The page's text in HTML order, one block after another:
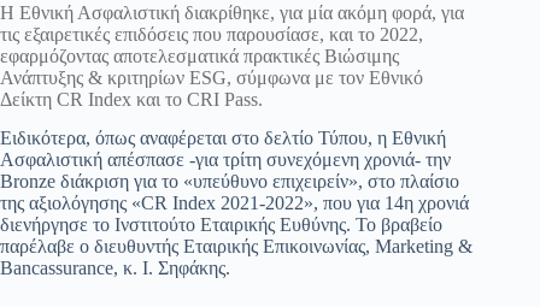
H Eθνική Ασφαλιστική διακρίθηκε, για μία ακόμη φορά, για
τις εξαιρετικές επιδόσεις που παρουσίασε, και το 2022,
εφαρμόζοντας αποτελεσματικά πρακτικές Βιώσιμης
Ανάπτυξης & κριτηρίων ESG, σύμφωνα με τον Εθνικό
Δείκτη CR Index και το CRI Pass.
Ειδικότερα, όπως αναφέρεται στο δελτίο Τύπου, η Εθνική
Ασφαλιστική απέσπασε -για τρίτη συνεχόμενη χρονιά- την
Bronze διάκριση για το «υπεύθυνο επιχειρείν», στο πλαίσιο
της αξιολόγησης «CR Index 2021-2022», που για 14η χρονιά
διενήργησε το Ινστιτούτο Εταιρικής Ευθύνης. Το βραβείο
παρέλαβε ο διευθυντής Εταιρικής Επικοινωνίας, Marketing &
Bancassurance, κ. Ι. Σηφάκης.